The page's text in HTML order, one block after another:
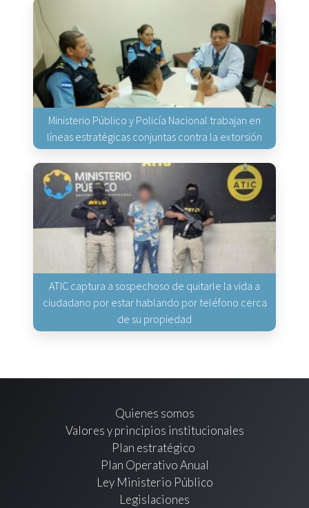
Ministerio Público y Policía Nacional trabajan en
líneas estratégicas conjuntas contra la extorsión
ATIC captura a sospechoso de quitarle la vida a
ciudadano por estar hablando por teléfono cerca
de su propiedad
Quienes somos
Valores y principios institucionales
Plan estratégico
Plan Operativo Anual
Ley Ministerio Público
Legislaciones